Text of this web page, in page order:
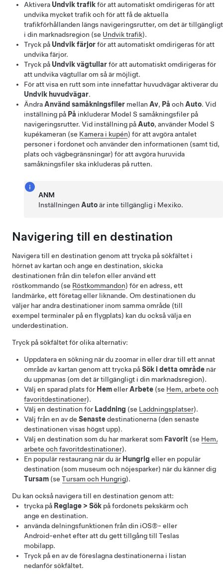
Aktivera Undvik trafikför att automatiskt omdirigeras för att
undvika mycket trafikoch för att få de aktuella
trafikförhållanden längs navigeringsrutter, om det är tillgängligt
i din marknadsregion (se Undvik trafik).
Tryck på Undvik färjorför att automatiskt omdirigeras för att
undvika färjor.
Tryck på Undvik vägtullarför att automatiskt omdirigeras för
att undvika vägtullar om så är möjligt.
För att visa en rutt som inte innefattar huvudvägar aktiverar du
Undvik huvudvägar.
ÄndraAnvänd samåkningsfiler mellan Av, På och Auto. Vid
inställning på På inkluderar Model S samåkningsfiler på
navigeringsrutter. Vid inställning påAuto, använder Model S
kupékameran (se Kamera i kupén) för att avgöra antalet
personer i fordonet och använder den informationen (samt tid,
plats och vägbegränsningar) för att avgöra huruvida
samåkningsfiler ska inkluderas på rutten.
ANM
InställningenAutoär inte tillgänglig i Mexiko.
Navigering till en destination
Navigera till en destination genom att trycka på sökfältet i
hörnet av kartan och ange en destination, skicka
destinationen från din telefon eller använd ett
röstkommando (se Röstkommandon) för en adress, ett
landmärke, ett företag eller liknande. Om destinationen du
väljer har andra destinationer inom samma område (till
exempel terminaler på en flygplats) kan du också välja en
underdestination.
Tryck på sökfältet för olika alternativ:
Uppdatera en sökning när du zoomar in eller drar till ett annat
område av kartan genom att trycka påSök i detta område när
du uppmanas (om det är tillgängligt i din marknadsregion).
Välj en sparad plats för HemellerArbete (se Hem, arbete och
favoritdestinationer).
Välj en destination för Laddning (se Laddningsplatser).
Välj från en av de Senastedestinationerna (den senaste
destinationen visas högst upp).
Välj en destination som du har markerat som Favorit (se Hem,
arbete och favoritdestinationer).
En populär restaurang när du är Hungrig eller en populär
destination (som museum och nöjesparker) när du känner dig
Tursam (se Tursam och Hungrig).
Du kan också navigera till en destination genom att:
trycka på Reglage > Sök på fordonets pekskärm och
ange en destination.
använda delningsfunktionen från din iOS®- eller
Android-enhet efter att du gett tillgång till Teslas
mobilapp.
Tryck på en av de föreslagna destinationerna i listan
nedanför sökfältet.